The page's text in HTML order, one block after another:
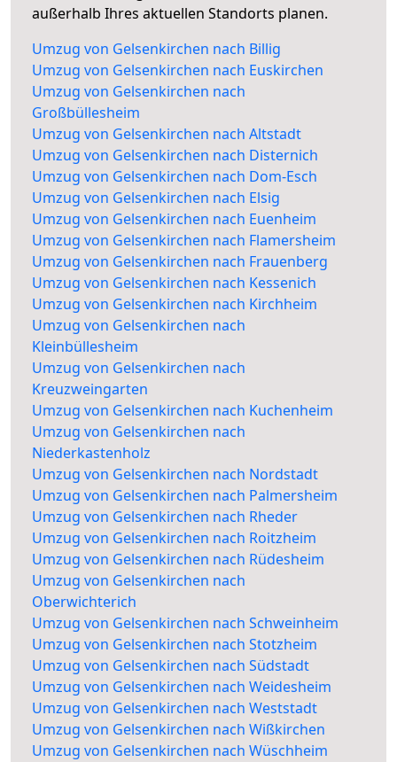
außerhalb Ihres aktuellen Standorts planen.
Umzug von Gelsenkirchen nach Billig
Umzug von Gelsenkirchen nach Euskirchen
Umzug von Gelsenkirchen nach
Großbüllesheim
Umzug von Gelsenkirchen nach Altstadt
Umzug von Gelsenkirchen nach Disternich
Umzug von Gelsenkirchen nach Dom-Esch
Umzug von Gelsenkirchen nach Elsig
Umzug von Gelsenkirchen nach Euenheim
Umzug von Gelsenkirchen nach Flamersheim
Umzug von Gelsenkirchen nach Frauenberg
Umzug von Gelsenkirchen nach Kessenich
Umzug von Gelsenkirchen nach Kirchheim
Umzug von Gelsenkirchen nach
Kleinbüllesheim
Umzug von Gelsenkirchen nach
Kreuzweingarten
Umzug von Gelsenkirchen nach Kuchenheim
Umzug von Gelsenkirchen nach
Niederkastenholz
Umzug von Gelsenkirchen nach Nordstadt
Umzug von Gelsenkirchen nach Palmersheim
Umzug von Gelsenkirchen nach Rheder
Umzug von Gelsenkirchen nach Roitzheim
Umzug von Gelsenkirchen nach Rüdesheim
Umzug von Gelsenkirchen nach
Oberwichterich
Umzug von Gelsenkirchen nach Schweinheim
Umzug von Gelsenkirchen nach Stotzheim
Umzug von Gelsenkirchen nach Südstadt
Umzug von Gelsenkirchen nach Weidesheim
Umzug von Gelsenkirchen nach Weststadt
Umzug von Gelsenkirchen nach Wißkirchen
Umzug von Gelsenkirchen nach Wüschheim